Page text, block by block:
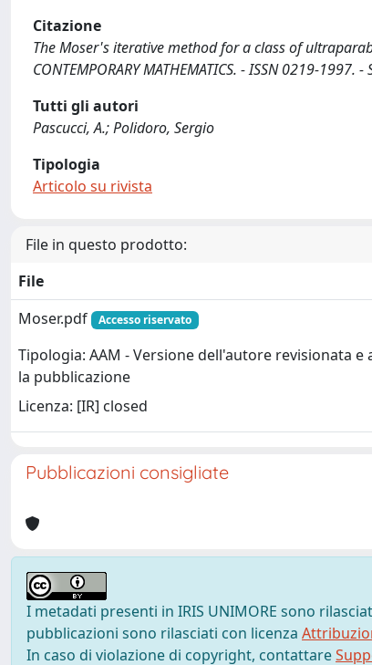
Citazione
The Moser's iterative method for a class of
CONTEMPORARY MATHEMATICS. - ISSN 0219-
Tutti gli autori
Pascucci, A.; Polidoro, Sergio
Tipologia
Articolo su rivista
File in questo prodotto:
File
Moser.pdf
Accesso riservato
Tipologia: AAM - Versione dell'autore revisionata e
la pubblicazione
Licenza: [IR] closed
Pubblicazioni consigliate
I metadati presenti in IRIS UNIMORE sono
pubblicazioni sono rilasciati con licenza
In caso di violazione di copyright, contattare